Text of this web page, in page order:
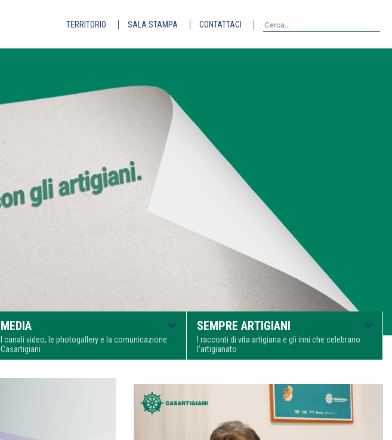
TERRITORIO SALA STAMPA CONTATTACI
MEDIA
I canali video, le photogallery e la comunicazione
Casartigiani
SEMPRE ARTIGIANI
I racconti di vita artigiana e gli inni che celebrano
l’artigianato